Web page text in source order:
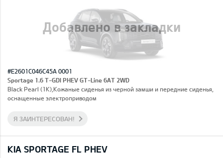
Добавлено в закладки
#E2601C046C45A 0001
Sportage 1.6 T-GDI PHEV GT-Line 6AT 2WD
Black Pearl (1K),Кожаные сиденья из черной замши и передние сиденья,
оснащенные электроприводом
Я ЗАИНТЕРЕСОВАН!
KIA SPORTAGE FL PHEV